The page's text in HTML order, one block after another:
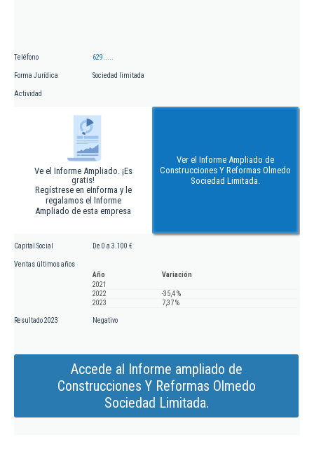
Teléfono 629.....
Forma Jurídica Sociedad limitada
Actividad
Ve el Informe Ampliado. ¡Es
gratis!
Regístrese en eInforma y le
regalamos el Informe
Ampliado de esta empresa
Ver el Informe Ampliado de
Construcciones Y Reformas Olmedo
Sociedad Limitada.
Capital Social De 0 a 3.100 €
Ventas últimos años
Año
Variación
2021
2022
-35,4 %
2023
7,37 %
Resultado 2023 Negativo
Accede al Informe ampliado de
Construcciones Y Reformas Olmedo
Sociedad Limitada.